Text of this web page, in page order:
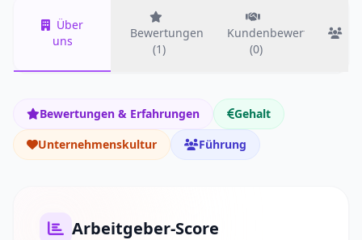
Über
uns
Bewertungen
(1)
Kundenbewertungen
(0)
Bewertungen & Erfahrungen
Gehalt
Unternehmenskultur
Führung
Arbeitgeber-Score